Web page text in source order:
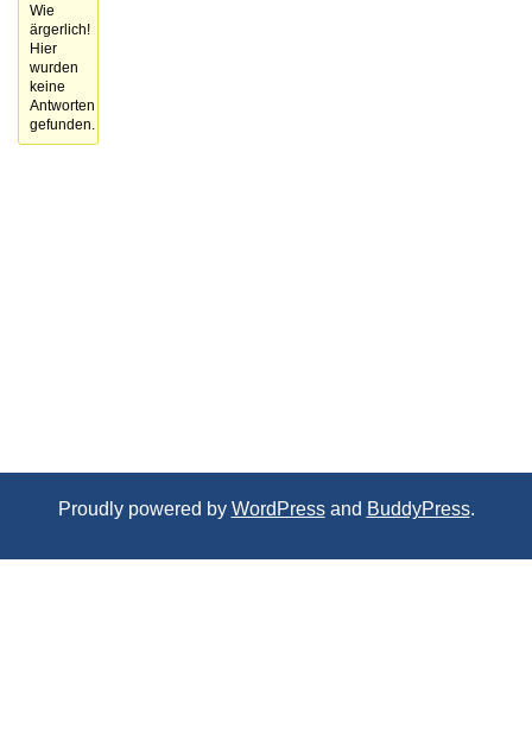
Wie
ärgerlich!
Hier
wurden
keine
Antworten
gefunden.
Proudly powered by WordPressand BuddyPress.